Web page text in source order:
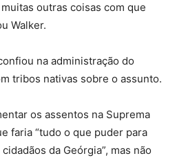
outras coisas com que
Walker.
na administração do
tribos nativas sobre o assunto.
os assentos na Suprema
faria “tudo o que puder para
da Geórgia”, mas não